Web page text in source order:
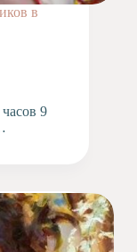
в
9